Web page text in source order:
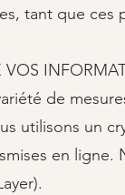
tant que
VOS
de
utilisons un
en